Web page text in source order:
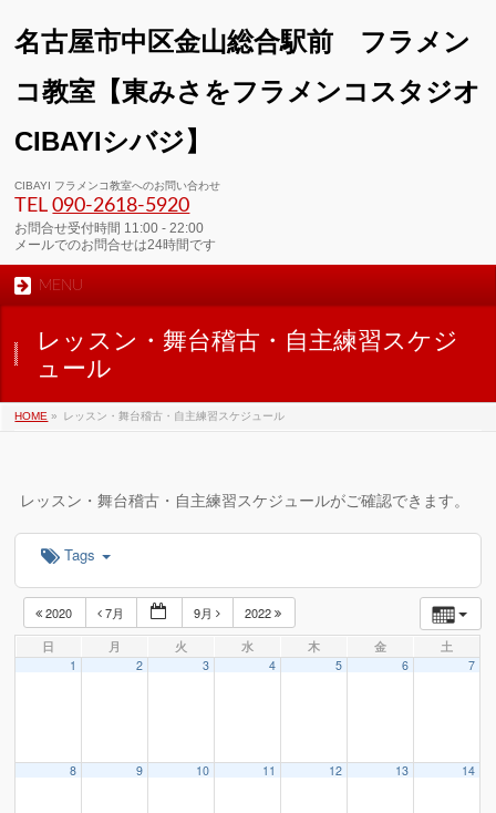
名古屋市中区金山総合駅前 フラメン
コ教室【東みさをフラメンコスタジオ
CIBAYIシバジ】
CIBAYI フラメンコ教室へのお問い合わせ
TEL090-2618‐5920
お問合せ受付時間 11:00 - 22:00
メールでのお問合せは24時間です
MENU
レッスン・舞台稽古・自主練習スケジ
ュール
HOME » レッスン・舞台稽古・自主練習スケジュール
レッスン・舞台稽古・自主練習スケジュールがご確認できます。
Tags
2020 7月 9月
2022
日
月 火 水 木 金 土
1 2 3 4 5 6 7
8 9 10 11 12 13 14